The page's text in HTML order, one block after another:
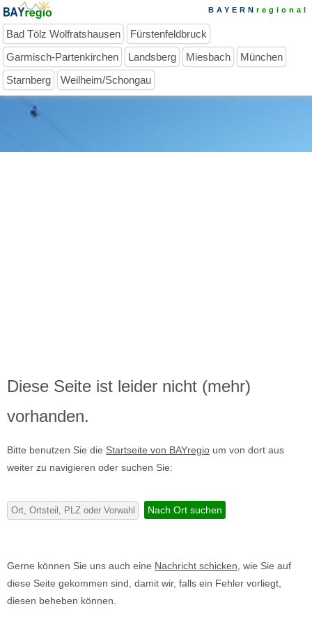
BAYERN regional
Bad Tölz Wolfratshausen
Fürstenfeldbruck
Garmisch-Partenkirchen
Landsberg Miesbach
München
Starnberg
Weilheim/Schongau
Diese Seite ist leider nicht (mehr)
vorhanden.
Bitte benutzen Sie die Startseite von BAYregio um von dort aus
weiter zu navigieren oder suchen Sie:
Gerne können Sie uns auch eine Nachricht schicken, wie Sie auf
diese Seite gekommen sind, damit wir, falls ein Fehler vorliegt,
diesen beheben können.